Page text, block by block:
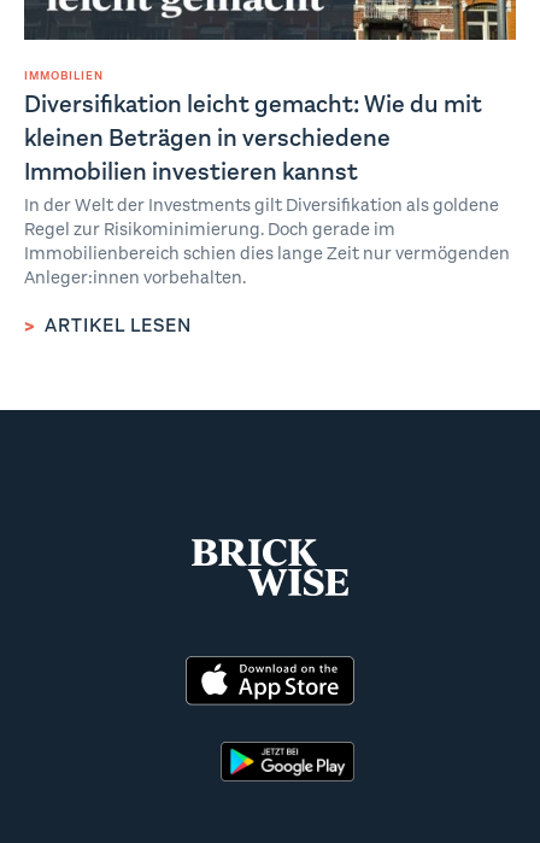
IMMOBILIEN
Diversifikation leicht gemacht: Wie du mit
kleinen Beträgen in verschiedene
Immobilien investieren kannst
In der Welt der Investments gilt Diversifikation als goldene
Regel zur Risikominimierung. Doch gerade im
Immobilienbereich schien dies lange Zeit nur vermögenden
Anleger:innen vorbehalten.
> ARTIKEL LESEN